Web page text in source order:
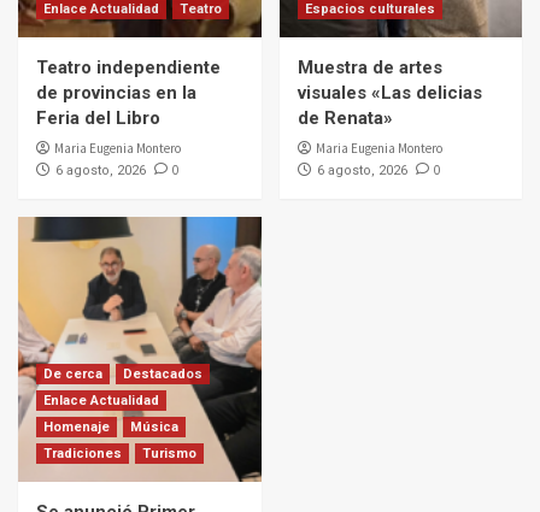
Enlace Actualidad
Teatro
Teatro independiente
de provincias en la
Feria del Libro
Maria Eugenia Montero
6 agosto, 2026 0
Espacios culturales
Muestra de artes
visuales «Las delicias
de Renata»
Maria Eugenia Montero
6 agosto, 2026 0
De cerca
Destacados
Enlace Actualidad
Homenaje
Música
Tradiciones
Turismo